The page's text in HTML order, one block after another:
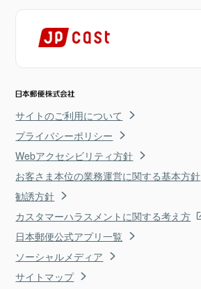
サイトのご利用について
プライバシーポリシー
Webアクセシビリティ方針
お客さま本位の業務運営に関する基本方針
勧誘方針
カスタマーハラスメントに関する考え方
日本郵便公式アプリ一覧
ソーシャルメディア
サイトマップ